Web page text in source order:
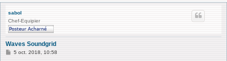
sabol
Chef-Equipier
Waves Soundgrid
M5 oct. 2018, 10:58